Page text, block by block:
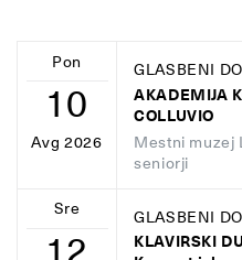
Pon
10
Avg 2026
GLASBENI
AKADEMIJA
COLLUVIO
Mestni muzej
seniorji
Sre
12
GLASBENI
KLAVIRSKI